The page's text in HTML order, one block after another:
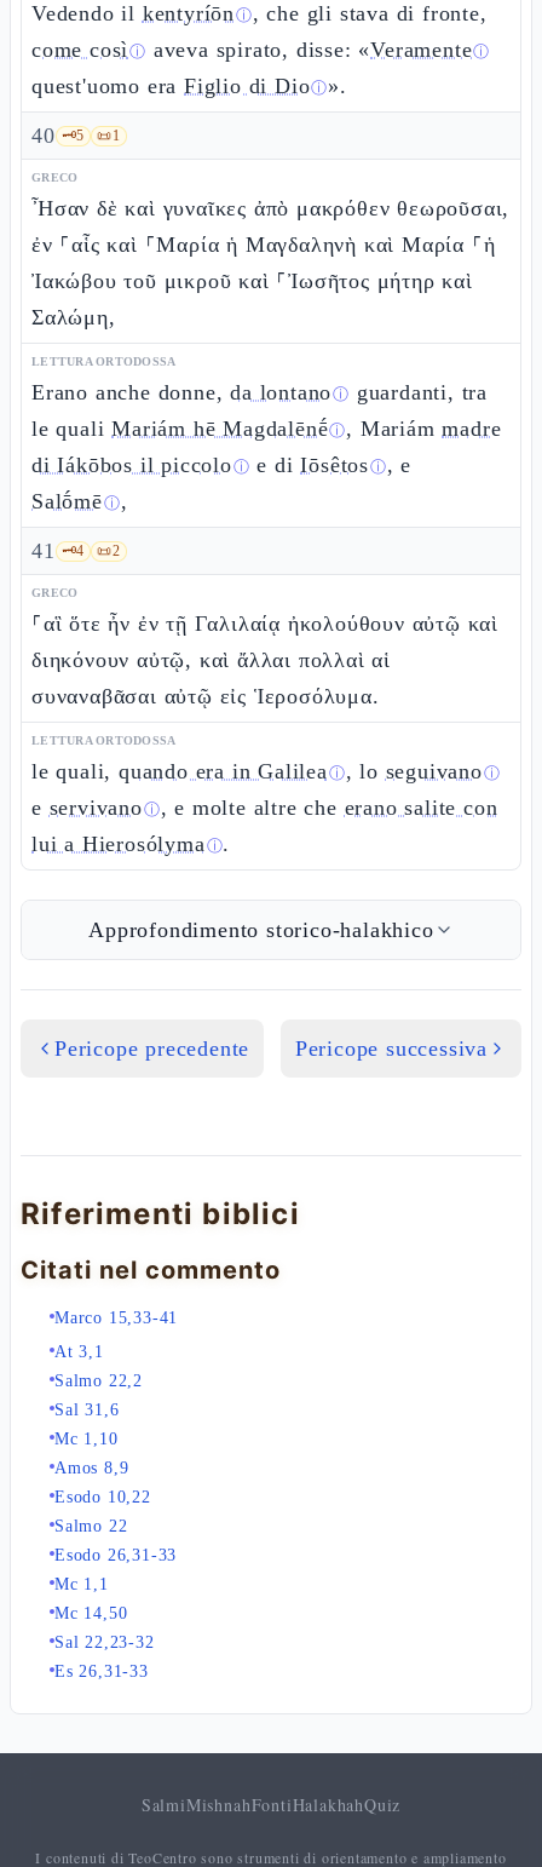
Vedendo il kentyríōnⓘ, che gli stava di fronte,
come cosìⓘ aveva spirato, disse: «Veramenteⓘ
quest'uomo eraFiglio di Dioⓘ».
40 🗝️5 📜1
GRECO
Ἦσαν δὲ καὶ γυναῖκες ἀπὸ μακρόθεν θεωροῦσαι,
ἐν ⸀αἷς καὶ ⸀Μαρία ἡ Μαγδαληνὴ καὶ Μαρία ⸀ἡ
Ἰακώβου τοῦ μικροῦ καὶ ⸀Ἰωσῆτος μήτηρ καὶ
Σαλώμη,
LETTURA ORTODOSSA
Erano anche donne,da lontanoⓘ guardanti, tra
le qualiMariám hē Magdalēnḗⓘ, Mariámmadre
di Iákōbos il piccoloⓘ e diIōsêtosⓘ, e
Salṓmēⓘ,
41 🗝️4 📜2
GRECO
⸀αἳ ὅτε ἦν ἐν τῇ Γαλιλαίᾳ ἠκολούθουν αὐτῷ καὶ
διηκόνουν αὐτῷ, καὶ ἄλλαι πολλαὶ αἱ
συναναβᾶσαι αὐτῷ εἰς Ἱεροσόλυμα.
LETTURA ORTODOSSA
le quali, quando era in Galileaⓘ, lo seguivanoⓘ
e servivanoⓘ, e molte altre che erano salite con
lui a Hierosólymaⓘ.
Approfondimento storico-halakhico
Pericope precedente Pericope successiva
Riferimenti biblici
Citati nel commento
Marco 15,33-41
At 3,1
Salmo 22,2
Sal 31,6
Mc 1,10
Amos 8,9
Esodo 10,22
Salmo 22
Esodo 26,31-33
Mc 1,1
Mc 14,50
Sal 22,23-32
Es 26,31-33
SalmiMishnahFontiHalakhahQuiz
I contenuti di TeoCentro sono strumenti di orientamento e ampliamento